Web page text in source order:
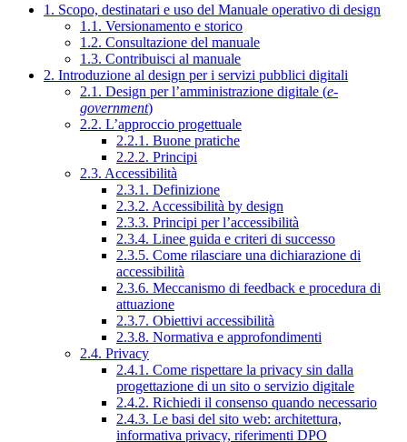
1. Scopo, destinatari e uso del Manuale operativo di design
1.1. Versionamento e storico
1.2. Consultazione del manuale
1.3. Contribuisci al manuale
2. Introduzione al design per i servizi pubblici digitali
2.1. Design per l’amministrazione digitale (e-
government)
2.2. L’approccio progettuale
2.2.1. Buone pratiche
2.2.2. Principi
2.3. Accessibilità
2.3.1. Definizione
2.3.2. Accessibilità by design
2.3.3. Principi per l’accessibilità
2.3.4. Linee guida e criteri di successo
2.3.5. Come rilasciare una dichiarazione di
accessibilità
2.3.6. Meccanismo di feedback e procedura di
attuazione
2.3.7. Obiettivi accessibilità
2.3.8. Normativa e approfondimenti
2.4. Privacy
2.4.1. Come rispettare la privacy sin dalla
progettazione di un sito o servizio digitale
2.4.2. Richiedi il consenso quando necessario
2.4.3. Le basi del sito web: architettura,
informativa privacy, riferimenti DPO